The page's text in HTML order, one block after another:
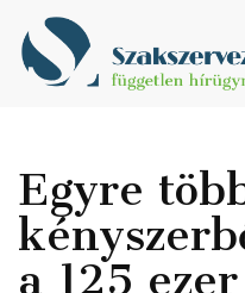
Egyre
a 125